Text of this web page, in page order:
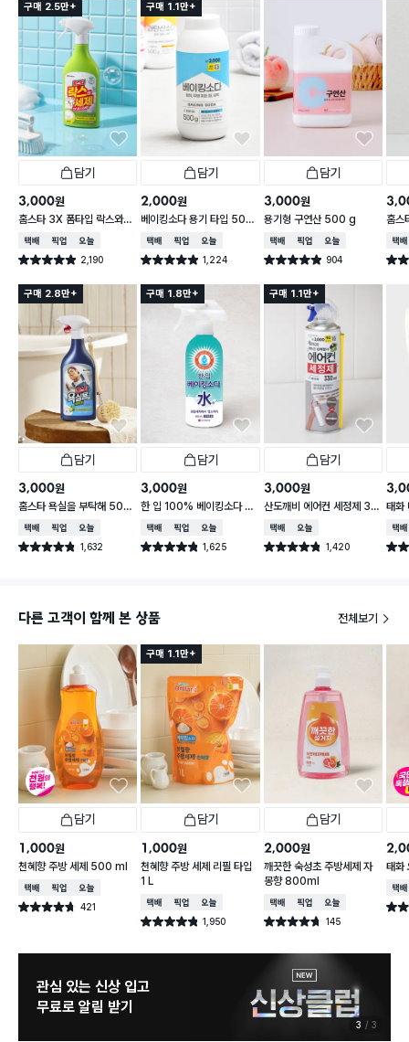
구매 2.5만+
담기
3,000원
홈스타 3X 폼타입 락스와세
제 (후레쉬향)
택배배송매장픽업오늘배송
별점 4.9점 2,190
건 작성
구매 1.1만+
담기
2,000원
베이킹소다 용기 타입 500
g
택배배송매장픽업오늘배송
별점 4.9점 1,224
건 작성
담기
3,000원
용기형 구연산 500 g
택배배송매장픽업오늘배송
별점 4.9점 904
건 작성
홈스
파
택배
별점
구매 2.8만+
담기
3,000원
홈스타 욕실을 부탁해 500
ml
택배배송매장픽업오늘배송
별점 4.8점 1,632
건 작성
구매 1.8만+
담기
3,000원
한 입 100% 베이킹소다 수
400ml
택배배송매장픽업오늘배송
별점 4.8점 1,625
건 작성
구매 1.1만+
담기
3,000원
산도깨비 에어컨 세정제 33
0 ml
택배배송오늘배송
별점 4.8점 1,420
건 작성
태화
택배
별점
다른 고객이 함께 본 상품 전체보기
담기
1,000원
천혜향 주방 세제 500 ml
택배배송매장픽업오늘배송
별점 4.7점 421
건 작성
구매 1.1만+
담기
1,000원
천혜향 주방 세제 리필 타입
1 L
택배배송매장픽업오늘배송
별점 4.8점 1,950
건 작성
담기
2,000원
깨끗한 숙성초 주방세제 자
몽향 800ml
택배배송매장픽업오늘배송
별점 4.7점 145
건 작성
태화
택배
별점
관심 있는 신상 입고
무료로 알림 받기
3 3